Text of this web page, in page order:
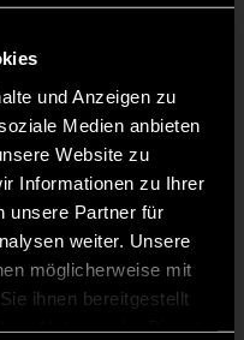
und Anzeigen zu
Medien anbieten
Website zu
Informationen zu Ihrer
unsere Partner für
weiter. Unsere
möglicherweise mit
ihnen bereitgestellt